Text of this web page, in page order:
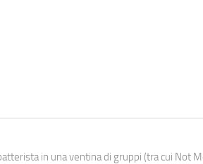
in una ventina di gruppi (tra cui Not